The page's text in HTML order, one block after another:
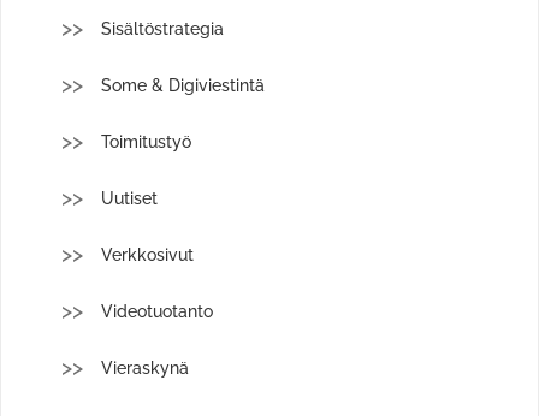
Sisältöstrategia
Some & Digiviestintä
Toimitustyö
Uutiset
Verkkosivut
Videotuotanto
Vieraskynä